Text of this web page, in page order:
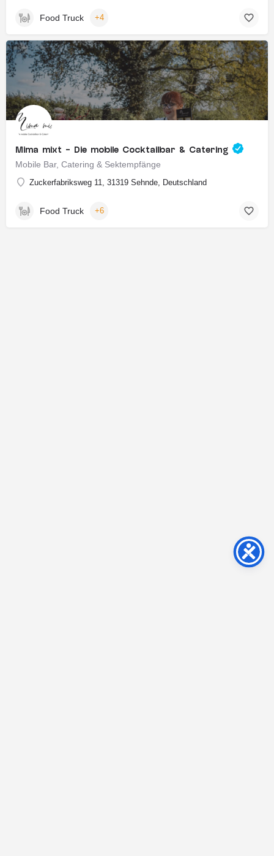
Food Truck +4
Mima mixt - Die mobile Cocktailbar & Catering
Mobile Bar, Catering & Sektempfänge
Zuckerfabriksweg 11, 31319 Sehnde, Deutschland
Food Truck +6